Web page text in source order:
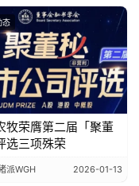
态
牧荣膺第二届「聚董
选三项殊荣
派WGH 2026-01-13